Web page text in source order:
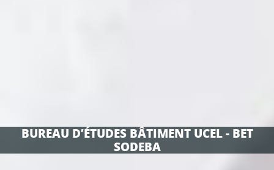
BUREAU D’ÉTUDES BÂTIMENT UCEL - BET
SODEBA